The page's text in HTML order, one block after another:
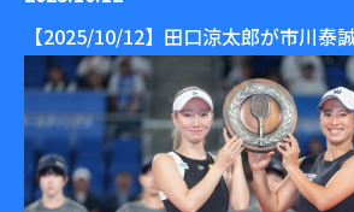
【2025/10/12】田口涼太郎が市川泰